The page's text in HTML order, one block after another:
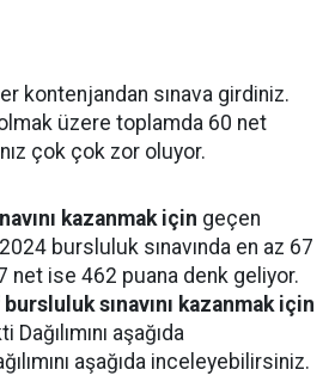
kontenjandan sınava girdiniz.
üzere toplamda 60 net
çok çok zor oluyor.
kazanmak için geçen
bursluluk sınavında en az 67
net ise 462 puana denk geliyor.
bursluluk sınavını kazanmak için
aşağıda
aşağıda inceleyebilirsiniz.